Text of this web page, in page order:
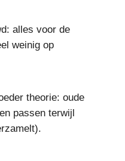
alles voor de
weinig op
theorie: oude
passen terwijl